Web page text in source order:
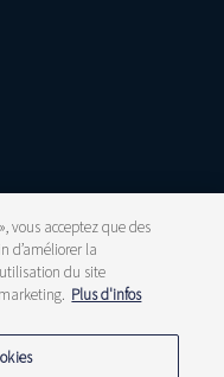
vous acceptez que des
d’améliorer la
du site
Plus d'infos